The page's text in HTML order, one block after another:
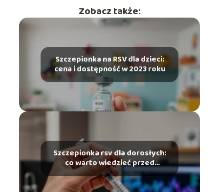
Zobacz także:
Szczepionka na RSV dla dzieci:
cena i dostępność w 2023 roku
Szczepionka rsv dla dorosłych:
co warto wiedzieć przed
szczepieniem?